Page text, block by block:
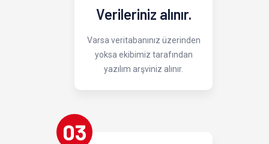
Verileriniz alınır.
Varsa veritabanınız üzerinden
yoksa ekibimiz tarafından
yazılım arşviniz alınır.
03